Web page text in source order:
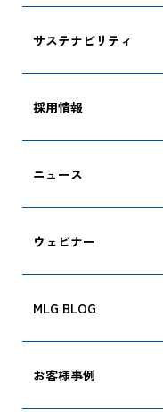
サステナビリティ
採用情報
ニュース
ウェビナー
MLG BLOG
お客様事例